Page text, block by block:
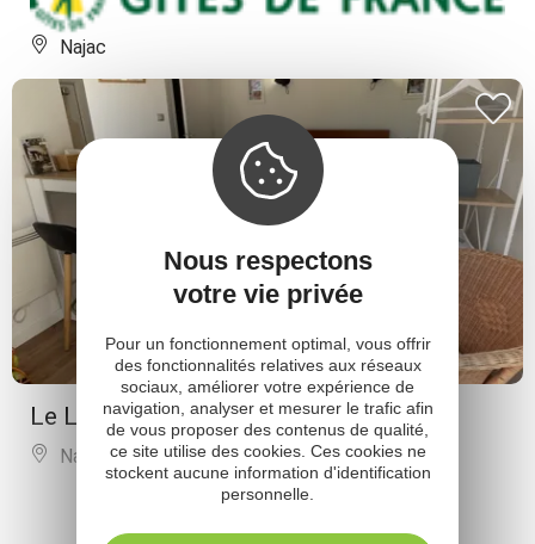
Najac
Le Logis d'Eve
Najac
PLUS DE RÉSULTATS
Nous respectons
votre vie privée
Pour un fonctionnement optimal, vous offrir
des fonctionnalités relatives aux réseaux
sociaux, améliorer votre expérience de
navigation, analyser et mesurer le trafic afin
de vous proposer des contenus de qualité,
ce site utilise des cookies. Ces cookies ne
stockent aucune information d'identification
personnelle.